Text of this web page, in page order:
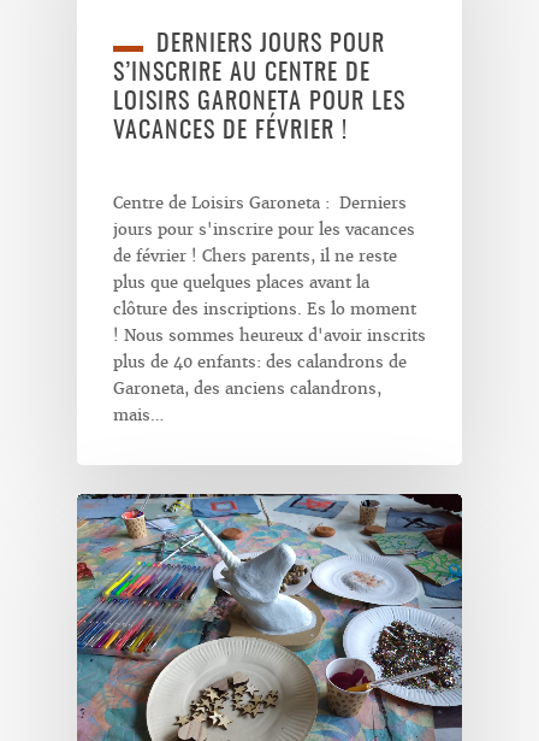
DERNIERS JOURS POUR
S’INSCRIRE AU CENTRE DE
LOISIRS GARONETA POUR LES
VACANCES DE FÉVRIER !
Centre de Loisirs Garoneta : Derniers
jours pour s'inscrire pour les vacances
de février ! Chers parents, il ne reste
plus que quelques places avant la
clôture des inscriptions. Es lo moment
! Nous sommes heureux d'avoir inscrits
plus de 40 enfants: des calandrons de
Garoneta, des anciens calandrons,
mais…